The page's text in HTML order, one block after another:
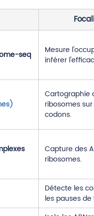
seq
Mesure
inférer
Cartographie
ribosomes
codons.
Capture des
ribosomes.
Détecte les
les pauses